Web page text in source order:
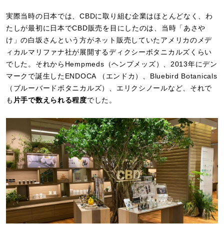
実際当時の日本では、CBDに取り組む企業はほとんどなく、わ
たしが最初に日本でCBD販売を目にしたのは、当時「あさや
け」の白坂さんという方がネット販売していたアメリカのメデ
ィカルマリファナ社が展開するディクシーボタニカルズくらい
でした。それからHempmeds（ヘンプメッズ）、2013年にデン
マークで誕生したENDOCA （エンドカ）、Bluebird Botanicals
（ブルーバードボタニカルズ）、エリクシノールなど、それで
も 片手で数えられる程度でした。